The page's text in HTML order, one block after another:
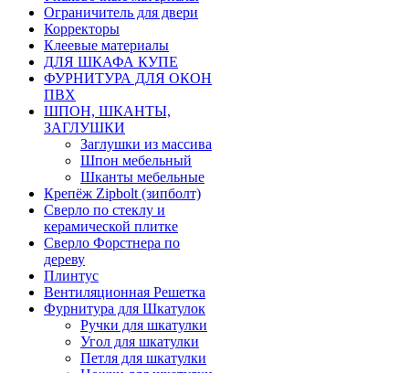
Ограничитель для двери
Корректоры
Клеевые материалы
ДЛЯ ШКАФА КУПЕ
ФУРНИТУРА ДЛЯ ОКОН
ПВХ
ШПОН, ШКАНТЫ,
ЗАГЛУШКИ
Заглушки из массива
Шпон мебельный
Шканты мебельные
Крепёж Zipbolt (зипболт)
Сверло по стеклу и
керамической плитке
Сверло Форстнера по
дереву
Плинтус
Вентиляционная Решетка
Фурнитура для Шкатулок
Ручки для шкатулки
Угол для шкатулки
Петля для шкатулки